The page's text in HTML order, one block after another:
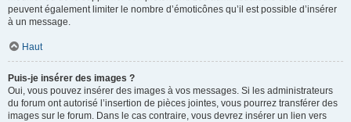
peuvent également limiter le nombre d’émoticônes qu’il est possible d’insérer
à un message.
Haut
Puis-je insérer des images ?
Oui, vous pouvez insérer des images à vos messages. Si les administrateurs
du forum ont autorisé l’insertion de pièces jointes, vous pourrez transférer des
images sur le forum. Dans le cas contraire, vous devrez insérer un lien vers